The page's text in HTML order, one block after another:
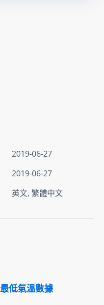
2019-06-27
2019-06-27
英文, 繁體中文
低氣溫數據